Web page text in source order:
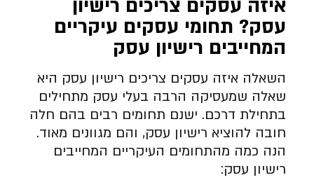
איזה עסקים צריכים רישיון
עסק? תחומי עסקים עיקריים
המחייבים רישיון עסק
השאלה איזה עסקים צריכים רישיון עסק היא
שאלה שמעסיקה הרבה בעלי עסק מתחילים
בתחילת דרכם. ישנם תחומים רבים בהם חלה
חובה להוציא רישיון עסק, והם מגוונים מאוד.
הנה כמה מהתחומים העיקריים המחייבים
רישיון עסק: